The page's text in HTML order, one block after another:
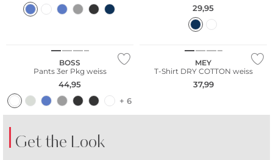
29,95
Multi Pack
BOSS
Pants 3er Pkg weiss
44,95
+ 6
MEY
T-Shirt DRY COTTON weiss
37,99
Get the Look